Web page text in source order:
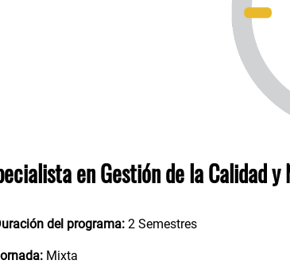
en Gestión de la Calidad
del programa: 2 Semestres
Mixta